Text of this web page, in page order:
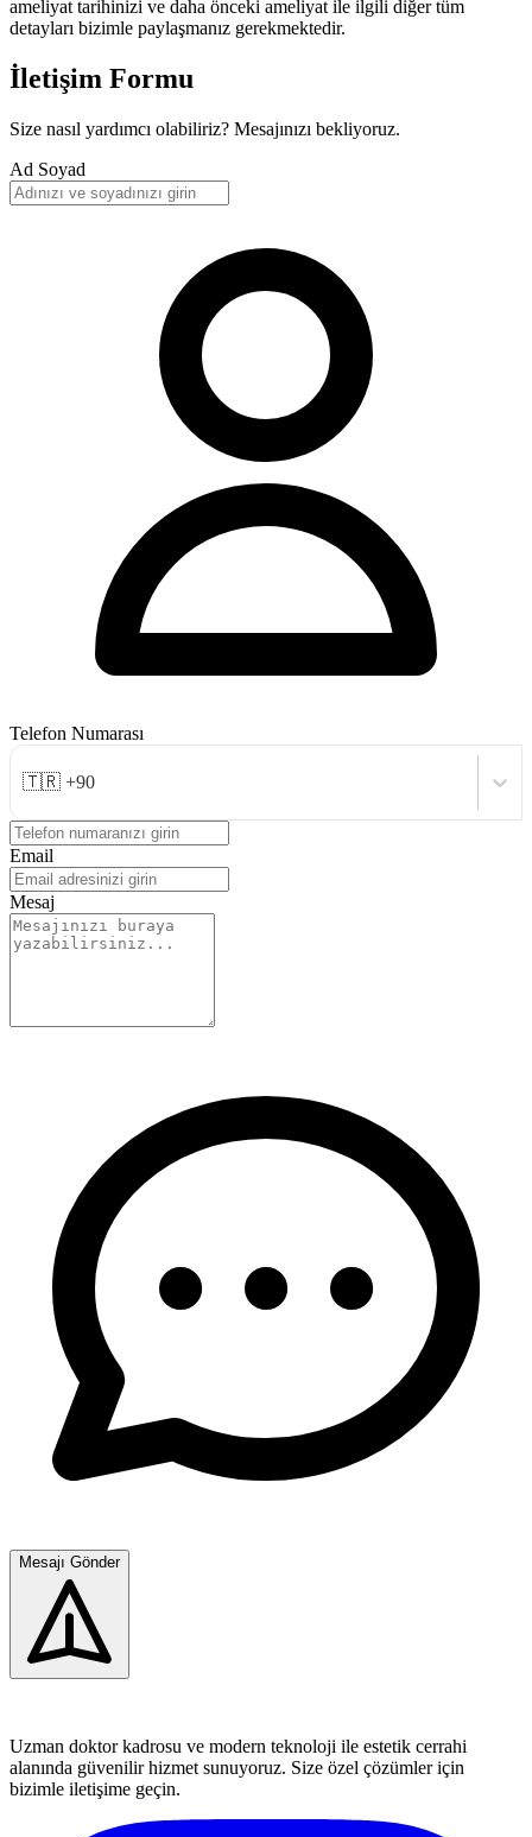
ameliyat tarihinizi ve daha önceki ameliyat ile ilgili diğer tüm
detayları bizimle paylaşmanız gerekmektedir.
İletişim Formu
Size nasıl yardımcı olabiliriz? Mesajınızı bekliyoruz.
Ad Soyad
Telefon Numarası
🇹🇷 +90
Email
Mesaj
Mesajı Gönder
Uzman doktor kadrosu ve modern teknoloji ile estetik cerrahi
alanında güvenilir hizmet sunuyoruz. Size özel çözümler için
bizimle iletişime geçin.